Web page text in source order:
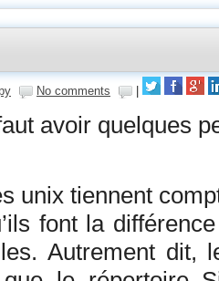
No comments
avoir quelques
unix tiennent
font la
Autrement dit,